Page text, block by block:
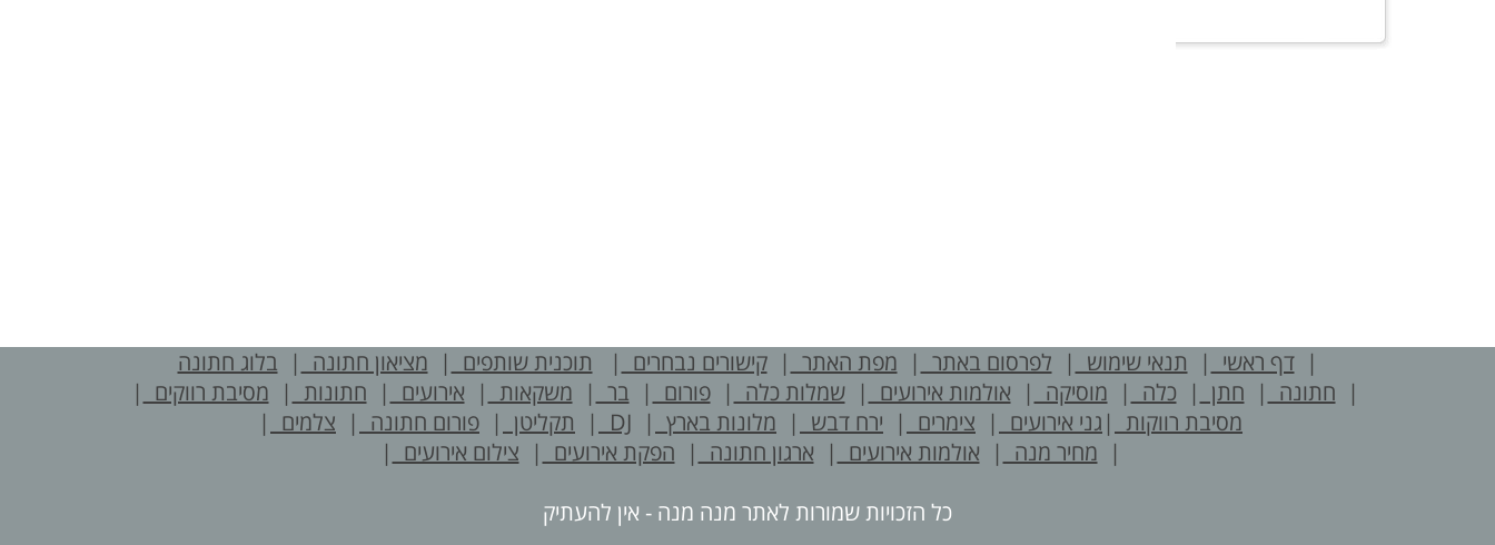
|דף ראשי | תנאי שימוש | לפרסום באתר | מפת האתר |קישורים נבחרים | תוכנית שותפים | מציאון חתונה | בלוג חתונה
| חתונה | חתן | כלה | מוסיקה | אולמות אירועים |שמלות כלה |פורום | בר | משקאות | אירועים | חתונות | מסיבת רווקים |
מסיבת רווקות | גני אירועים | צימרים | ירח דבש | מלונות בארץ |
DJ
| תקליטן | פורום חתונה | צלמים |
| מחיר מנה | אולמות אירועים | ארגון חתונה | הפקת אירועים | צילום אירועים |
כל הזכויות שמורות לאתר מנה מנה - אין להעתיק